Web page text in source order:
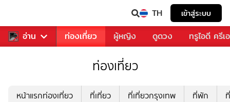
TH เข้าสู่ระบบ
อ่าน
ลง อาหาร ท่องเที่ยว ผู้หญิง ดูดวง ทรูไอดี ครีเ
ท่องเที่ยว
หน้าแรกท่องเที่ยว ที่เที่ยว ที่เที่ยวกรุงเทพ ที่พัก